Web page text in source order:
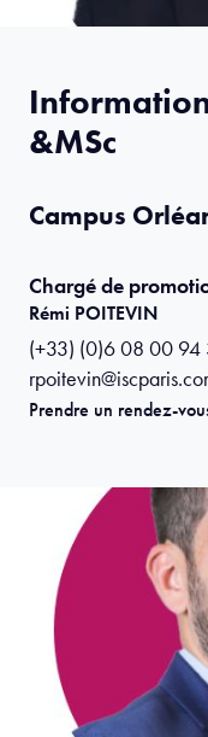
&MSc
Campus
Chargé de
Rémi POITEVIN
(+33) (0)6 08 00 94
Prendre un rendez-